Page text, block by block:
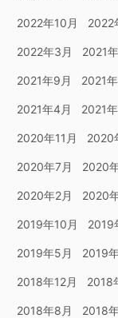
2022年10月 2022
2022年3月 2021
2021年9月 2021
2021年4月 2021
2020年11月 2020
2020年7月 2020
2020年2月 2020
2019年10月 2019
2019年5月 2019
2018年12月 2018
2018年8月 2018